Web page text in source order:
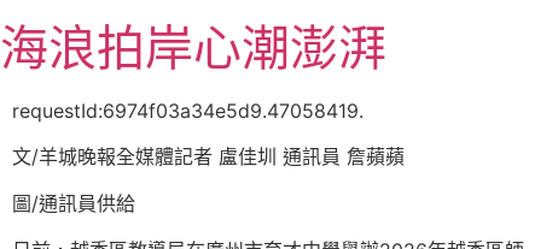
至
主
容
海浪拍岸心潮澎湃
requestId:6974f03a34e5d9.47058419.
文/羊城晚報全媒體記者 盧佳圳 通訊員 詹蘋蘋
圖/通訊員供給